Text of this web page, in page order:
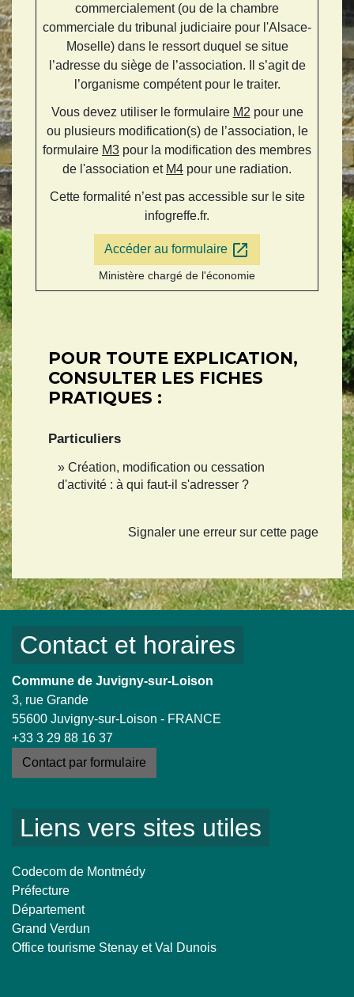
commercialement (ou de la chambre
commerciale du tribunal judiciaire pour l'Alsace-
Moselle) dans le ressort duquel se situe
l’adresse du siège de l’association. Il s’agit de
l’organisme compétent pour le traiter.
Vous devez utiliser le formulaire M2 pour une
ou plusieurs modification(s) de l’association, le
formulaire M3 pour la modification des membres
de l'association et M4 pour une radiation.
Cette formalité n’est pas accessible sur le site
infogreffe.fr.
Accéder au formulaire open_in_new
Ministère chargé de l'économie
POUR TOUTE EXPLICATION,
CONSULTER LES FICHES
PRATIQUES :
Particuliers
Création, modification ou cessation
d'activité : à qui faut-il s'adresser ?
Signaler une erreur sur cette page
Contact et horaires
Commune de Juvigny-sur-Loison
3, rue Grande
55600 Juvigny-sur-Loison - FRANCE
+33 3 29 88 16 37
Contact par formulaire
Liens vers sites utiles
Codecom de Montmédy
Préfecture
Département
Grand Verdun
Office tourisme Stenay et Val Dunois